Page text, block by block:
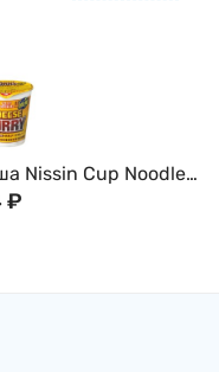
Nissin Cup Noodle
Карри,70г
₽